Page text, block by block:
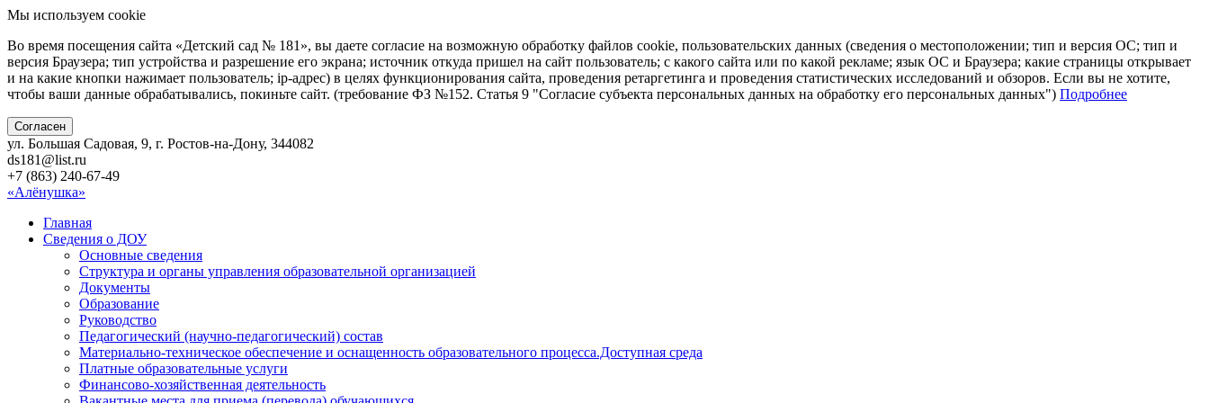
Мы используем cookie
Во время посещения сайта «Детский сад № 181», вы даете согласие на возможную обработку файлов cookie, пользовательских данных (сведения о местоположении; тип и версия ОС; тип и
версия Браузера; тип устройства и разрешение его экрана; источник откуда пришел на сайт пользователь; с какого сайта или по какой рекламе; язык ОС и Браузера; какие страницы открывает
и на какие кнопки нажимает пользователь; ip-адрес) в целях функционирования сайта, проведения ретаргетинга и проведения статистических исследований и обзоров. Если вы не хотите,
чтобы ваши данные обрабатывались, покиньте сайт. (требование ФЗ №152. Статья 9 "Согласие субъекта персональных данных на обработку его персональных данных") Подробнее
Согласен
ул. Большая Садовая, 9, г. Ростов-на-Дону, 344082
ds181@list.ru
+7 (863) 240-67-49
«Алёнушка»
Главная
Сведения о ДОУ
Основные сведения
Структура и органы управления образовательной организацией
Документы
Образование
Руководство
Педагогический (научно-педагогический) состав
Материально-техническое обеспечение и оснащенность образовательного процесса.Доступная среда
Платные образовательные услуги
Финансово-хозяйственная деятельность